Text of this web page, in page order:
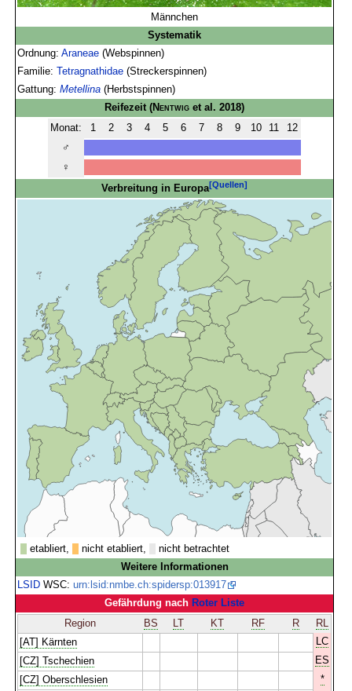
Männchen
Systematik
Ordnung:Araneae (Webspinnen)
Familie:Tetragnathidae (Streckerspinnen)
Gattung:Metellina (Herbstspinnen)
Reifezeit(Nentwig et al. 2018)
Monat:
1 2 3 4 5 6 7 8 9 10 11
12
♂
♀
Verbreitung in Europa[Quellen]
etabliert, nicht etabliert,
nicht betrachtet
Weitere Informationen
LSID WSC:urn:lsid:nmbe.ch:spidersp:013917
Gefährdung nach Roter Liste
Region
BS LT KT RF R
RL
[AT] Kärnten
LC
[CZ] Tschechien
ES
[CZ] Oberschlesien
*